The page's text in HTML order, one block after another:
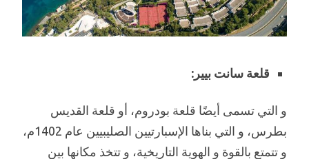
قلعة سانت بيير:
و التي تسمى أيضًا قلعة بودروم، أو قلعة القديس
بطرس، و التي بناها الإسبارتيين الصليبيين عام 1402م،
و تتمتع بالقوة و الهوية التاريخية، و تتخذ مكانها بين